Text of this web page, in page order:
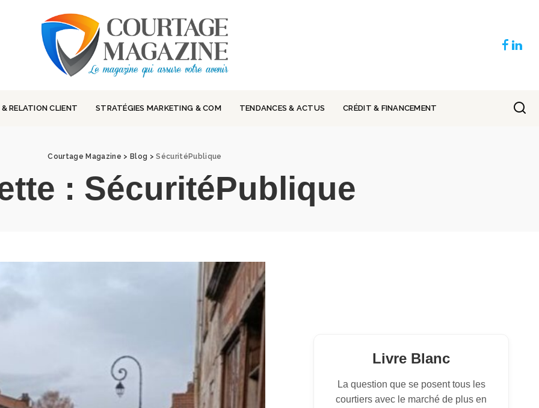
RELATION CLIENT STRATÉGIES MARKETING & COM TENDANCES & ACTUS CRÉDIT & FINANCEMENT
Courtage Magazine > Blog >SécuritéPublique
: SécuritéPublique
Livre Blanc
La question que se posent tous les
courtiers avec le marché de plus en